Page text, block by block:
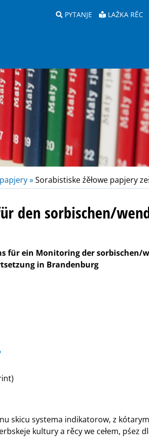
PYTANJE LAŽKA RĚC
»Sorabistiske źěłowe papjery
den sorbischen/
für ein Monitoring der sorbischen/
in Brandenburg
skicu systema indikatorow, z
kultury a rěcy we cełem, pśez